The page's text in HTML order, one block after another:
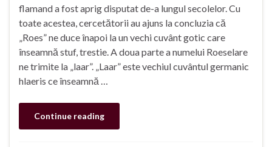
flamand a fost aprig disputat de-a lungul secolelor. Cu
toate acestea, cercetătorii au ajuns la concluzia că
„Roes” ne duce înapoi la un vechi cuvânt gotic care
înseamnă stuf, trestie. A doua parte a numelui Roeselare
ne trimite la „laar”. „Laar” este vechiul cuvântul germanic
hlaeris ce înseamnă …
Continue reading